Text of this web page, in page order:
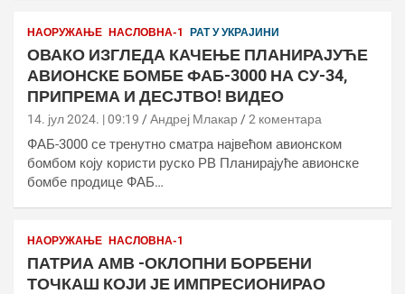
НАОРУЖАЊЕ НАСЛОВНА-1 РАТ У УКРАЈИНИ
ОВАКО ИЗГЛЕДА КАЧЕЊЕ ПЛАНИРАЈУЋЕ
АВИОНСКЕ БОМБЕ ФАБ-3000 НА СУ-34,
ПРИПРЕМА И ДЕСЈТВО! ВИДЕО
14. јул 2024. | 09:19 Андреј Млакар 2 коментара
ФАБ-3000 се тренутно сматра највећом авионском
бомбом коју користи руско РВ Планирајуће авионске
бомбе продице ФАБ…
НАОРУЖАЊЕ НАСЛОВНА-1
ПАТРИА АМВ -ОКЛОПНИ БОРБЕНИ
ТОЧКАШ КОЈИ ЈЕ ИМПРЕСИОНИРАО